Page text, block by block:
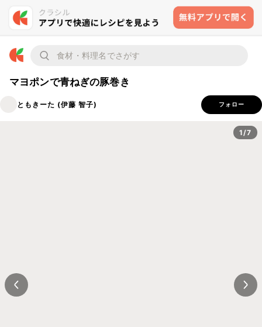
マヨポンで青ねぎの豚巻き
ともきーた (伊藤 智子) フォロー
1/7